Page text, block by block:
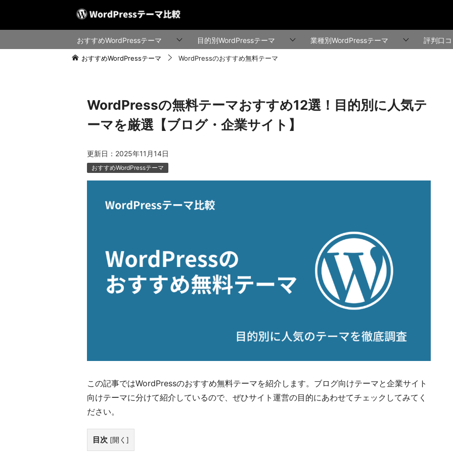
おすすめWordPressテーマ 目的別WordPressテーマ 業種別WordPressテーマ 評判口
おすすめWordPressテーマ WordPressのおすすめ無料テーマ
WordPressの無料テーマおすすめ12選！目的別に人気テ
ーマを厳選【ブログ・企業サイト】
更新日： 2025年11月14日
おすすめWordPressテーマ
この記事ではWordPressのおすすめ無料テーマを紹介します。ブログ向けテーマと企業サイト
向けテーマに分けて紹介しているので、ぜひサイト運営の目的にあわせてチェックしてみてく
ださい。
目次 [開く ]